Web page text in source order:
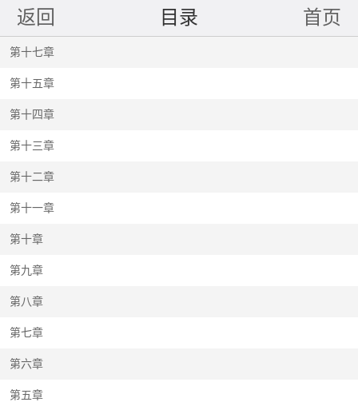
返回 目录 首页
第五章
第六章
第七章
第八章
第九章
第十章
第十一章
第十二章
第十三章
第十四章
第十五章
第十七章